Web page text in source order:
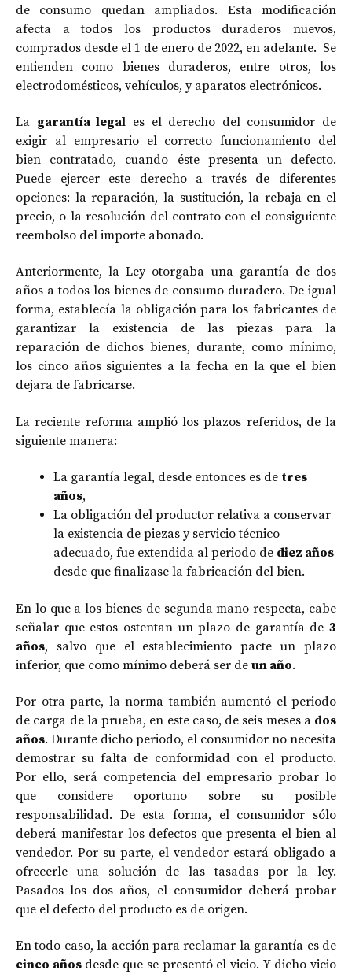
de consumo quedan ampliados. Esta modificación
afecta a todos los productos duraderos nuevos,
comprados desde el 1 de enero de 2022, en adelante. Se
entienden como bienes duraderos, entre otros, los
electrodomésticos, vehículos, y aparatos electrónicos.
La garantía legal es el derecho del consumidor de
exigir al empresario el correcto funcionamiento del
bien contratado, cuando éste presenta un defecto.
Puede ejercer este derecho a través de diferentes
opciones: la reparación, la sustitución, la rebaja en el
precio, o la resolución del contrato con el consiguiente
reembolso del importe abonado.
Anteriormente, la Ley otorgaba una garantía de dos
años a todos los bienes de consumo duradero. De igual
forma, establecía la obligación para los fabricantes de
garantizar la existencia de las piezas para la
reparación de dichos bienes, durante, como mínimo,
los cinco años siguientes a la fecha en la que el bien
dejara de fabricarse.
La reciente reforma amplió los plazos referidos, de la
siguiente manera:
La garantía legal, desde entonces es de tres
años,
La obligación del productor relativa a conservar
la existencia de piezas y servicio técnico
adecuado, fue extendida al periodo de diez años
desde que finalizase la fabricación del bien.
En lo que a los bienes de segunda mano respecta, cabe
señalar que estos ostentan un plazo de garantía de 3
años, salvo que el establecimiento pacte un plazo
inferior, que como mínimo deberá ser de un año.
Por otra parte, la norma también aumentó el periodo
de carga de la prueba, en este caso, de seis meses a dos
años. Durante dicho periodo, el consumidor no necesita
demostrar su falta de conformidad con el producto.
Por ello, será competencia del empresario probar lo
que considere oportuno sobre su posible
responsabilidad. De esta forma, el consumidor sólo
deberá manifestar los defectos que presenta el bien al
vendedor. Por su parte, el vendedor estará obligado a
ofrecerle una solución de las tasadas por la ley.
Pasados los dos años, el consumidor deberá probar
que el defecto del producto es de origen.
En todo caso, la acción para reclamar la garantía es de
cinco añosdesde que se presentó el vicio. Y dicho vicio